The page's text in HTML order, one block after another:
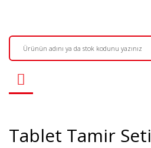
Tablet Tamir Seti